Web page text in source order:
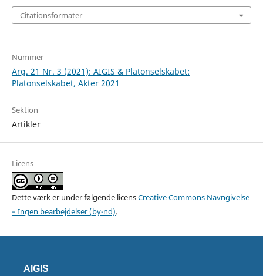
Citationsformater
Nummer
Årg. 21 Nr. 3 (2021): AIGIS & Platonselskabet:
Platonselskabet, Akter 2021
Sektion
Artikler
Licens
Dette værk er under følgende licensCreative Commons Navngivelse
– Ingen bearbejdelser (by-nd).
AIGIS